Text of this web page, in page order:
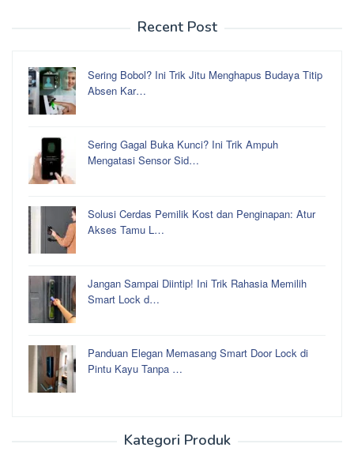
Recent Post
Sering Bobol? Ini Trik Jitu Menghapus Budaya Titip
Absen Kar…
Sering Gagal Buka Kunci? Ini Trik Ampuh
Mengatasi Sensor Sid…
Solusi Cerdas Pemilik Kost dan Penginapan: Atur
Akses Tamu L…
Jangan Sampai Diintip! Ini Trik Rahasia Memilih
Smart Lock d…
Panduan Elegan Memasang Smart Door Lock di
Pintu Kayu Tanpa …
Kategori Produk